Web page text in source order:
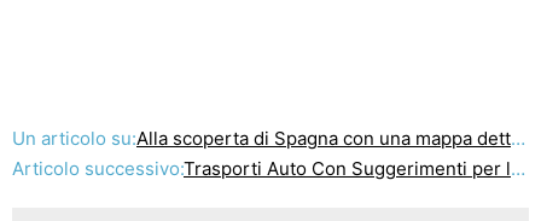
Un articolo su:Alla scoperta di Spagna con una mappa dettagliata
Articolo successivo:Trasporti Auto Con Suggerimenti per la sicurezza